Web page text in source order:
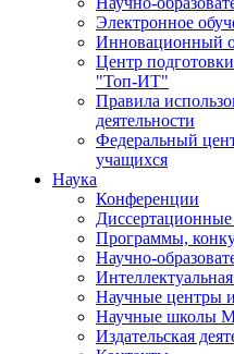
Электронное
Инновационный
Центр
"Топ-ИТ"
Правила
деятельности
Федеральный
учащихся
Наука
Конференции
Программы,
Научно-
Научные центры
Научные
Издательская